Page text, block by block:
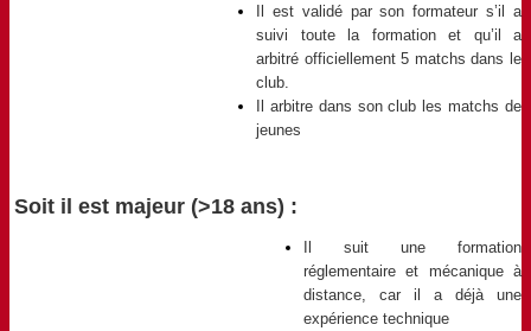
Il est validé par son formateur s’il a
suivi toute la formation et qu’il a
arbitré officiellement 5 matchs dans le
club.
Il arbitre dans son club les matchs de
jeunes
Soit il est majeur (>18 ans) :
Il suit une formation
réglementaire et mécanique à
distance, car il a déjà une
expérience technique